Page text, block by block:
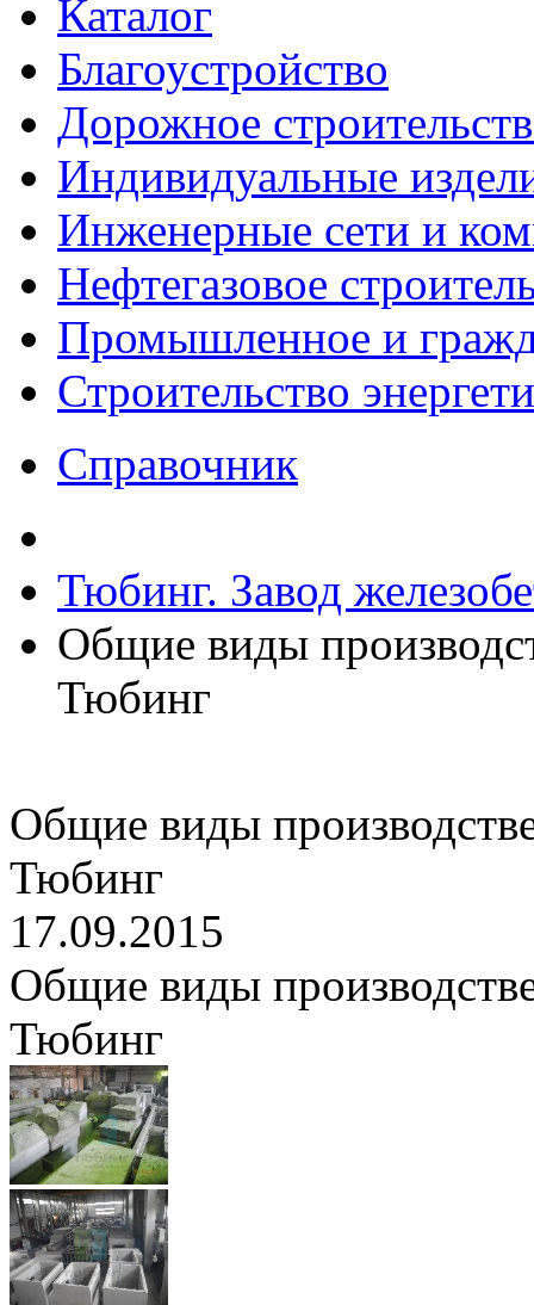
Каталог
Благоустройство
Дорожное
Индивидуальные
Инженерные сети и
Нефтегазовое
Промышленное и
Строительство
Справочник
Тюбинг. Завод
Общие виды
Тюбинг
Общие виды
Тюбинг
17.09.2015
Общие виды
Тюбинг